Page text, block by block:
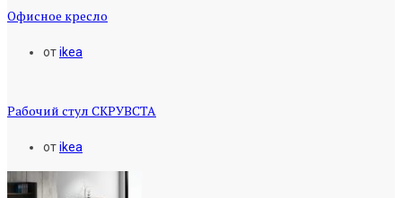
Офисное кресло
отikea
Рабочий стул СКРУВСТА
отikea